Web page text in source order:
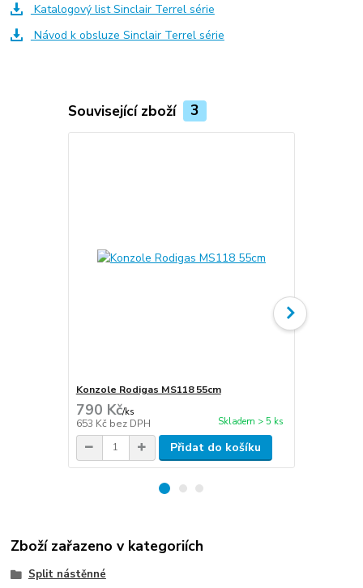
Katalogový list Sinclair Terrel série
Návod k obsluze Sinclair Terrel série
Související zboží 3
Konzole Rodigas MS118 55cm
790 Kč/ks
653 Kč bez DPH Skladem > 5 ks
Přidat do košíku
Zboží zařazeno v kategoriích
Split nástěnné